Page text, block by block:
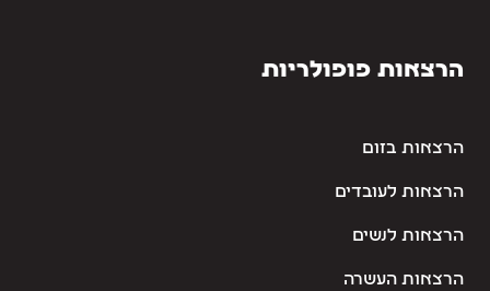
הרצאות פופולריות
הרצאות בזום
הרצאות לעובדים
הרצאות לנשים
הרצאות העשרה